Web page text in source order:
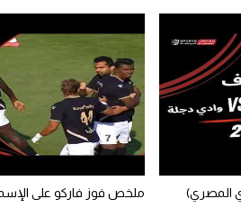
ملخص فوز فاركو على الإسماعيلي 2-1